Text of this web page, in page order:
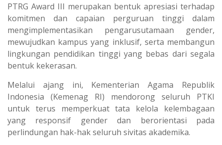
PTRG Award III merupakan bentuk apresiasi terhadap
komitmen dan capaian perguruan tinggi dalam
mengimplementasikan pengarusutamaan gender,
mewujudkan kampus yang inklusif, serta membangun
lingkungan pendidikan tinggi yang bebas dari segala
bentuk kekerasan.
Melalui ajang ini, Kementerian Agama Republik
Indonesia (Kemenag RI) mendorong seluruh PTKI
untuk terus memperkuat tata kelola kelembagaan
yang responsif gender dan berorientasi pada
perlindungan hak-hak seluruh sivitas akademika.